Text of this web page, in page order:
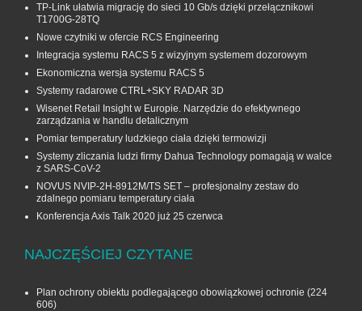
TP-Link ułatwia migrację do sieci 10 Gb/s dzięki przełącznikowi
T1700G‑28TQ
Nowe czytniki w ofercie RCS Engineering
Integracja systemu RACS 5 z wizyjnym systemem dozorowym
Ekonomiczna wersja systemu RACS 5
Systemy radarowe CTRL+SKY RADAR 3D
Wisenet Retail Insight w Europie. Narzędzie do efektywnego
zarządzania w handlu detalicznym
Pomiar temperatury ludzkiego ciała dzięki termowizji
Systemy zliczania ludzi firmy Dahua Technology pomagają w walce
z SARS-CoV-2
NOVUS NVIP-2H-8912M/TS SET – profesjonalny zestaw do
zdalnego pomiaru temperatury ciała
Konferencja Axis Talk 2020 już 25 czerwca
NAJCZĘŚCIEJ CZYTANE
Plan ochrony obiektu podlegającego obowiązkowej ochronie (224
606)